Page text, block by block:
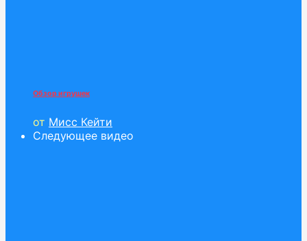
Обзор игрушек
от Мисс Кейти
Следующее видео